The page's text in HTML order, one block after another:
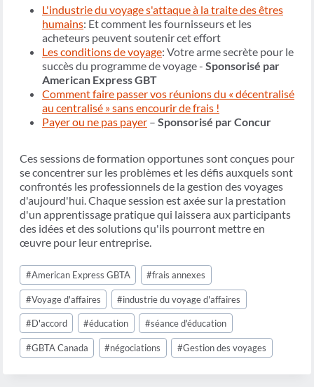
L'industrie du voyage s'attaque à la traite des êtres
humains: Et comment les fournisseurs et les
acheteurs peuvent soutenir cet effort
Les conditions de voyage: Votre arme secrète pour le
succès du programme de voyage - Sponsorisé par
American Express GBT
Comment faire passer vos réunions du « décentralisé
au centralisé » sans encourir de frais !
Payer ou ne pas payer – Sponsorisé par Concur
Ces sessions de formation opportunes sont conçues pour
se concentrer sur les problèmes et les défis auxquels sont
confrontés les professionnels de la gestion des voyages
d'aujourd'hui. Chaque session est axée sur la prestation
d'un apprentissage pratique qui laissera aux participants
des idées et des solutions qu'ils pourront mettre en
œuvre pour leur entreprise.
Étiquettes
de
la
publication :
#American Express GBTA #frais annexes
#Voyage d'affaires #industrie du voyage d'affaires
#D'accord #éducation #séance d'éducation
#GBTA Canada #négociations #Gestion des voyages